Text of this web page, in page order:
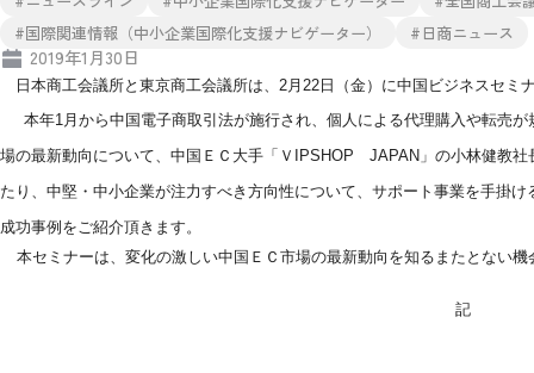
#国際関連情報（中小企業国際化支援ナビゲーター）
#日商ニュース
2019年1月30日
日本商工会議所と東京商工会議所は、2月22日（金）に中国ビジネスセミ
本年1月から中国電子商取引法が施行され、個人による代理購入や転売
場の最新動向について、中国ＥＣ大手「Ｖ IPSHOP JAPAN 」の小林健教
たり、中堅・中小企業が注力すべき方向性について、サポート事業を手掛
成功事例をご紹介頂きます。
本セミナーは、変化の激しい中国ＥＣ市場の最新動向を知るまたとない機
記